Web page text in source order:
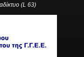
(L 63)